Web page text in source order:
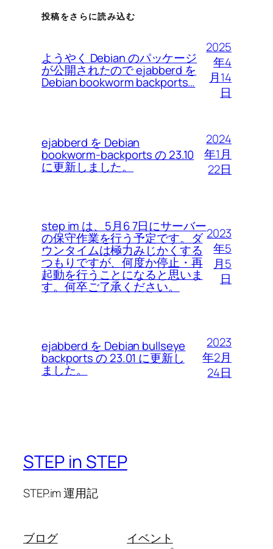
投稿をさらに読み込む
ようやく Debian のパッケージ
が公開されたので ejabberd を
Debian bookworm backports…
2025
年4
月14
日
ejabberd を Debian
bookworm-backports の 23.10
に更新しました。
2024
年1月
22日
step im は、5月6 7日にサーバー
の保守作業を行う予定です。ダ
ウンタイムは極力みじかくする
つもりですが、何度か停止・再
起動を行うことになると思いま
す。何卒ご了承ください。
2023
年5
月5
日
ejabberd を Debian bullseye
backports の 23.01 に更新し
ました。
2023
年2月
24日
STEP in STEP
STEP.im 運用記
ブログ
イベント